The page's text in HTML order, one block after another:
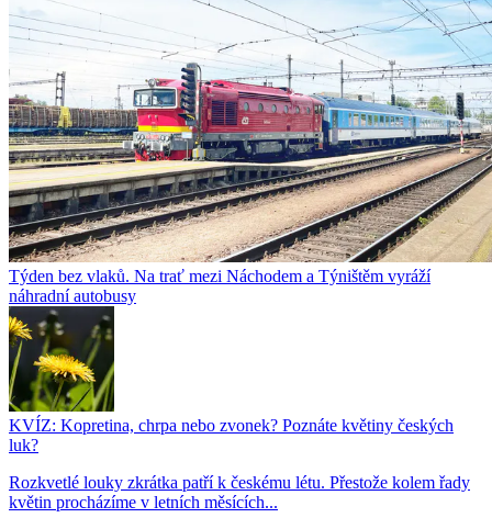
Týden bez vlaků. Na trať mezi Náchodem a Týništěm vyráží
náhradní autobusy
KVÍZ: Kopretina, chrpa nebo zvonek? Poznáte květiny českých
luk?
Rozkvetlé louky zkrátka patří k českému létu. Přestože kolem řady
květin procházíme v letních měsících...